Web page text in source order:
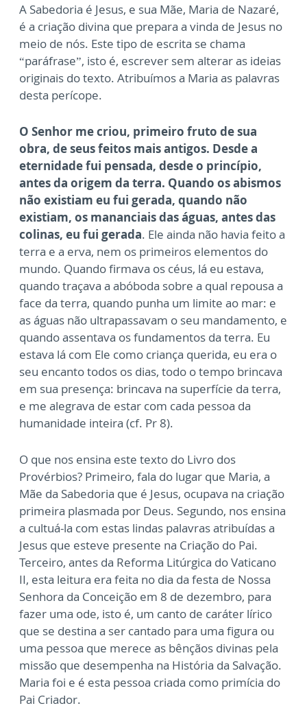
A Sabedoria é Jesus, e sua Mãe, Maria de Nazaré,
é a criação divina que prepara a vinda de Jesus no
meio de nós. Este tipo de escrita se chama
“paráfrase”, isto é, escrever sem alterar as ideias
originais do texto. Atribuímos a Maria as palavras
desta perícope.
O Senhor me criou, primeiro fruto de sua
obra, de seus feitos mais antigos. Desde a
eternidade fui pensada, desde o princípio,
antes da origem da terra. Quando os abismos
não existiam eu fui gerada, quando não
existiam, os mananciais das águas, antes das
colinas, eu fui gerada. Ele ainda não havia feito a
terra e a erva, nem os primeiros elementos do
mundo. Quando firmava os céus, lá eu estava,
quando traçava a abóboda sobre a qual repousa a
face da terra, quando punha um limite ao mar: e
as águas não ultrapassavam o seu mandamento, e
quando assentava os fundamentos da terra. Eu
estava lá com Ele como criança querida, eu era o
seu encanto todos os dias, todo o tempo brincava
em sua presença: brincava na superfície da terra,
e me alegrava de estar com cada pessoa da
humanidade inteira (cf. Pr 8).
O que nos ensina este texto do Livro dos
Provérbios? Primeiro, fala do lugar que Maria, a
Mãe da Sabedoria que é Jesus, ocupava na criação
primeira plasmada por Deus. Segundo, nos ensina
a cultuá-la com estas lindas palavras atribuídas a
Jesus que esteve presente na Criação do Pai.
Terceiro, antes da Reforma Litúrgica do Vaticano
II, esta leitura era feita no dia da festa de Nossa
Senhora da Conceição em 8 de dezembro, para
fazer uma ode, isto é, um canto de caráter lírico
que se destina a ser cantado para uma figura ou
uma pessoa que merece as bênçãos divinas pela
missão que desempenha na História da Salvação.
Maria foi e é esta pessoa criada como primícia do
Pai Criador.